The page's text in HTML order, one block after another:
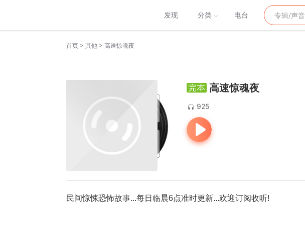
发现 分类 电台
首页 > 其他 > 高速惊魂夜
高速惊魂夜
925
民间惊悚恐怖故事...每日临晨6点准时更新...欢迎订阅收听!